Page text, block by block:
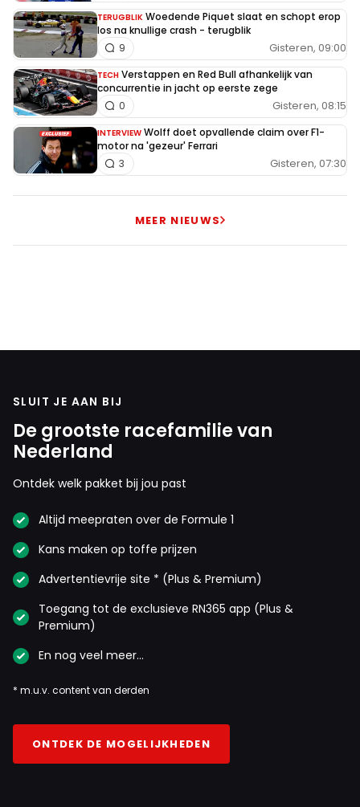
TERUGBLIK Woedende Piquet slaat en schopt erop
los na knullige crash - terugblik
Gisteren, 09:00
9
TECH Verstappen en Red Bull afhankelijk van
concurrentie in jacht op eerste zege
Gisteren, 08:15
0
INTERVIEW Wolff doet opvallende claim over F1-
motor na 'gezeur' Ferrari
Gisteren, 07:30
3
MEER NIEUWS
SLUIT JE AAN BIJ
De grootste racefamilie van
Nederland
Ontdek welk pakket bij jou past
Altijd meepraten over de Formule 1
Kans maken op toffe prijzen
Advertentievrije site * (Plus & Premium)
Toegang tot de exclusieve RN365 app (Plus &
Premium)
En nog veel meer…
* m.u.v. content van derden
ONTDEK DE MOGELIJKHEDEN